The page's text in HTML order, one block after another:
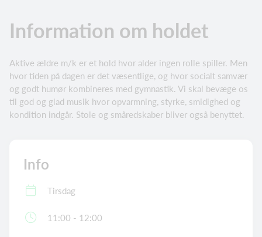
Information om holdet
Aktive ældre m/k er et hold hvor alder ingen rolle spiller. Men
hvor tiden på dagen er det væsentlige, og hvor socialt samvær
og godt humør kombineres med gymnastik. Vi skal bevæge os
til god og glad musik hvor opvarmning, styrke, smidighed og
kondition indgår. Stole og småredskaber bliver også benyttet.
Info
Tirsdag
11:00 - 12:00